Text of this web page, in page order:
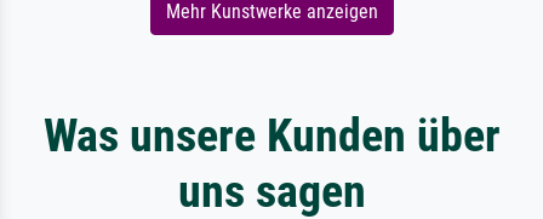
Mehr Kunstwerke anzeigen
Was unsere Kunden über
uns sagen